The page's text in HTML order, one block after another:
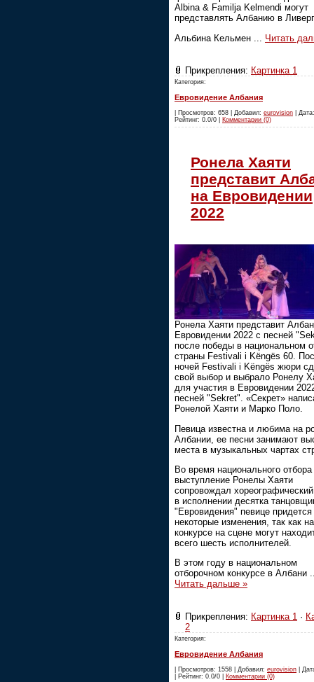
Albina & Familja Kelmendi могут
представлять Албанию в
Альбина Кельмен
Читать
Прикрепления: Картинка 1
Категория:
Евровидение Албания
| Просмотров: 658 | Добавил: eurovision |
Рейтинг: 0.0/0 | Комментарии (0)
Ронела Хаяти
представит
на Евровидении
2022
Ронела Хаяти представит
Евровидении 2022 с песней
после победы в национальном
страны Festivali i Këngës 60.
ночей Festivali i Këngës жюри
свой выбор и выбрало Ронелу
для участия в Евровидении
песней "Sekret". «Секрет»
Ронелой Хаяти и Марко Поло.
Певица известна и любима на
Албании, ее песни занимают
места в музыкальных чартах
Во время национального отбора
выступление Ронелы Хаяти
сопровождал
в исполнении десятка
"Евровидения" певице придется
некоторые изменения, так как на
конкурсе на сцене могут
всего шесть исполнителей.
В этом году в национальном
отборочном конкурсе в Албани
Читать дальше »
Прикрепления: Картинка 1 ·
2
Категория:
Евровидение Албания
| Просмотров: 1558 | Добавил: eurovision |
| Рейтинг: 0.0/0 | Комментарии (0)